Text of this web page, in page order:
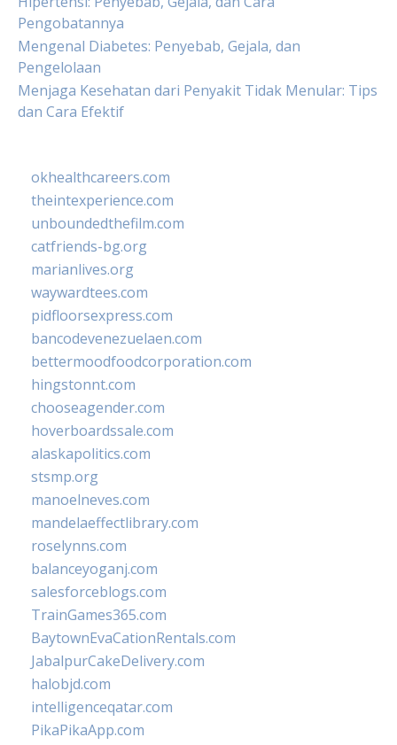
Pengobatannya
Mengenal Diabetes: Penyebab, Gejala, dan
Pengelolaan
Menjaga Kesehatan dari Penyakit Tidak Menular: Tips
dan Cara Efektif
okhealthcareers.com
theintexperience.com
unboundedthefilm.com
catfriends-bg.org
marianlives.org
waywardtees.com
pidfloorsexpress.com
bancodevenezuelaen.com
bettermoodfoodcorporation.com
hingstonnt.com
chooseagender.com
hoverboardssale.com
alaskapolitics.com
stsmp.org
manoelneves.com
mandelaeffectlibrary.com
roselynns.com
balanceyoganj.com
salesforceblogs.com
TrainGames365.com
BaytownEvaCationRentals.com
JabalpurCakeDelivery.com
halobjd.com
intelligenceqatar.com
PikaPikaApp.com